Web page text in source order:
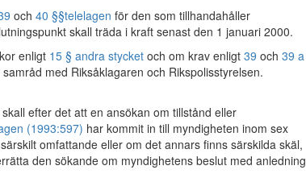
och 40 §§telelagen för den som tillhandahåller
skall träda i kraft senast den 1 januari 2000.
enligt 15 § andra stycket och om krav enligt 39 och 39 a
med Riksåklagaren och Rikspolisstyrelsen.
efter det att en ansökan om tillstånd eller
(1993:597) har kommit in till myndigheten inom sex
omfattande eller om det annars finns särskilda skäl,
den sökande om myndighetens beslut med anledning